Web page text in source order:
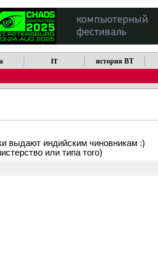
IT история ВТ
выдают индийским чиновникам :)
или типа того)